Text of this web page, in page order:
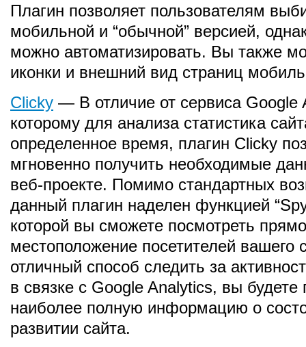
Плагин позволяет пользователям
мобильной и “обычной” версией,
можно автоматизировать. Вы также
иконки и внешний вид страниц
Clicky — В отличие от сервиса Google
которому для анализа статистика
определенное время, плагин Clicky
мгновенно получить необходимые
веб-проекте. Помимо стандартных
данный плагин наделен функцией
которой вы сможете посмотреть
местоположение посетителей вашего
отличный способ следить за
в связке с Google Analytics, вы будете
наиболее полную информацию о
развитии сайта.